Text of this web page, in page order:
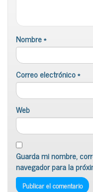
Nombre*
Correo electrónico*
Web
Guarda mi nombre,
navegador para la